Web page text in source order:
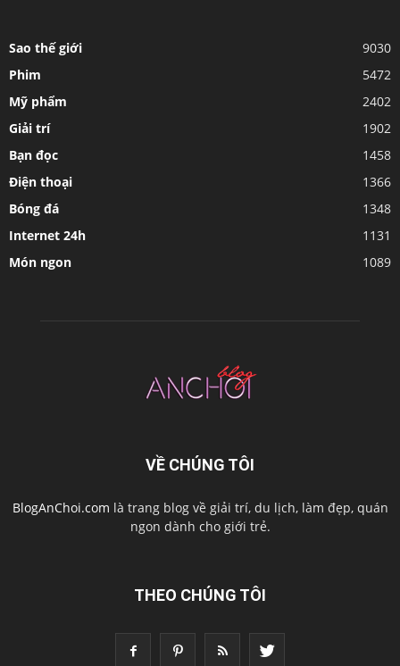
Sao thế giới
9030
Phim
5472
Mỹ phẩm
2402
Giải trí
1902
Bạn đọc
1458
Điện thoại
1366
Bóng đá
1348
Internet 24h
1131
Món ngon
1089
VỀ CHÚNG TÔI
BlogAnChoi.com là trang blog về giải trí, du lịch, làm đẹp, quán
ngon dành cho giới trẻ.
THEO CHÚNG TÔI